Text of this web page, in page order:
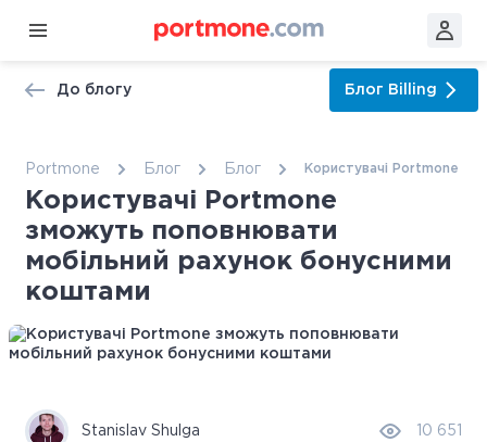
До блогу Блог Billing
Portmone Блог Блог Користувачі Portmone
Користувачі Portmone
зможуть поповнювати
мобільний рахунок бонусними
коштами
Stanislav Shulga 10 651